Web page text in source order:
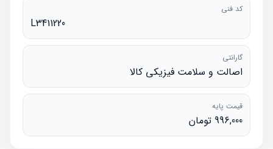
کد فنی
L3411220
گارانتی
اصالت و سلامت فیزیکی کالا
قیمت پایه
996,000 تومان